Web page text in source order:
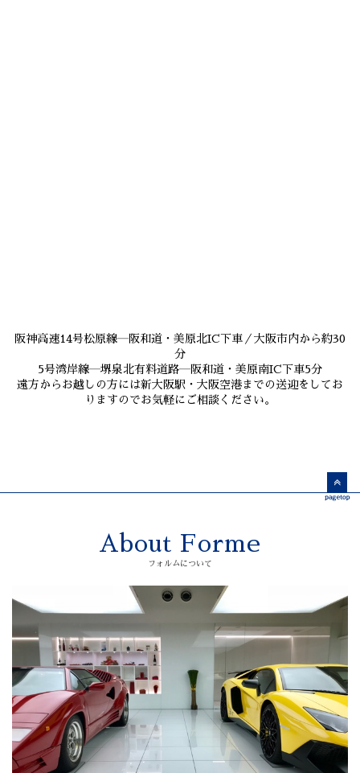
阪神高速14号松原線―阪和道・美原北IC下車／大阪市内から約30
分
5号湾岸線―堺泉北有料道路―阪和道・美原南IC下車5分
遠方からお越しの方には新大阪駅・大阪空港までの送迎をしてお
りますのでお気軽にご相談ください。
About Forme
フォルムについて